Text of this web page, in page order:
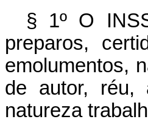
§ 1º O
preparos,
emolumentos,
de autor, réu,
natureza